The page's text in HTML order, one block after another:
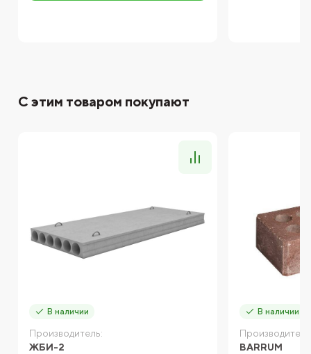
С этим товаром покупают
В наличии
Производитель:
ЖБИ-2
В наличии
BARRUM